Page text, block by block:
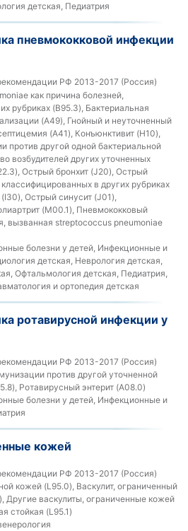
детская, Педиатрия
пневмококковой инфекции
РФ 2013-2017 (Россия)
как причина болезней,
рубриках (B95.3), Бактериальная
(A49), Гнойный и неуточненный
(A41), Конъюнктивит (H10),
против другой одной бактериальной
возбудителей других уточненных
Острый бронхит (J20), Острый
в других рубриках
Острый синусит (J01),
(M00.1), Пневмококковый
вызванная streptococcus pneumoniae
болезни у детей, Инфекционные и
детская, Неврология детская,
Офтальмология детская, Педиатрия,
и ортопедия детская
ротавирусной инфекции у
РФ 2013-2017 (Россия)
против другой уточненной
Ротавирусный энтерит (A08.0)
болезни у детей, Инфекционные и
кожей
РФ 2013-2017 (Россия)
кожей (L95.0), Васкулит, ограниченный
Другие васкулиты, ограниченные кожей
стойкая (L95.1)